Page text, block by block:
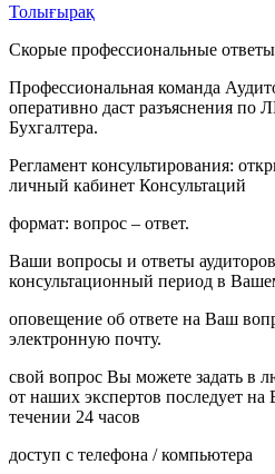
Толығырақ
Скорые профессиональные
Профессиональная команда
оперативно даст разъяснения
Бухгалтера.
Регламент консультирования:
личный кабинет Консультаций
формат: вопрос – ответ.
Ваши вопросы и ответы
консультационный период в
оповещение об ответе на Ваш
электронную почту.
свой вопрос Вы можете задать в
от наших экспертов последует
течении 24 часов
доступ с телефона / компьютера